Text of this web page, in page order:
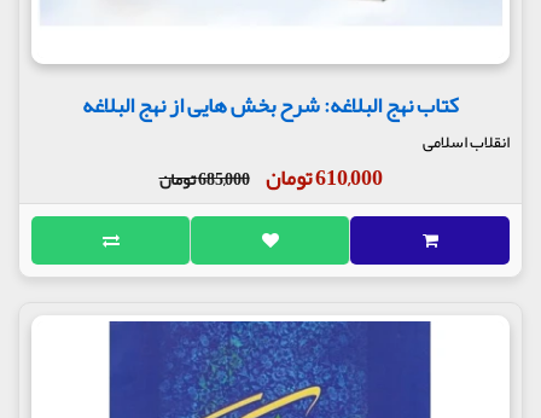
کتاب نهج البلاغه: شرح بخش هایی از نهج البلاغه
انقلاب اسلامی
610,000 تومان 685,000 تومان